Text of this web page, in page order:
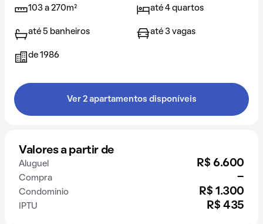
103 a 270m² até 4 quartos
até 5 banheiros até 3 vagas
de 1986
Ver 2 apartamentos disponíveis
Valores a partir de
Aluguel R$ 6.600
Compra -
Condomínio R$ 1.300
IPTU R$ 435